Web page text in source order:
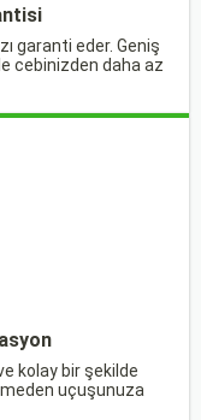
garanti eder. Geniş
cebinizden daha az
kolay bir şekilde
uçuşunuza